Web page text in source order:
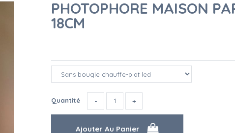
PHOTOPHORE MAISON
18CM
Quantité